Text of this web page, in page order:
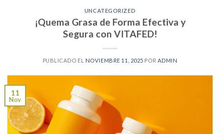
UNCATEGORIZED
¡Quema Grasa de Forma Efectiva y
Segura con VITAFED!
PUBLICADO EL NOVIEMBRE 11, 2025 POR ADMIN
11
Nov